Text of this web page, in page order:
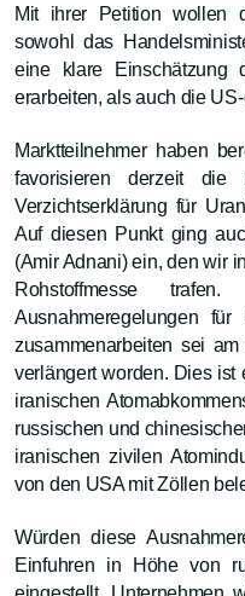
Mit ihrer Petition wollen
sowohl das
eine klare Einschätzung
erarbeiten, als auch die
Marktteilnehmer haben
favorisieren derzeit
Verzichtserklärung für
Auf diesen Punkt ging
(Amir Adnani) ein, den wir
Rohstoffmesse
Ausnahmeregelungen
zusammenarbeiten sei
verlängert worden. Dies ist
iranischen
russischen und
iranischen zivilen
von den USA mit Zöllen
Würden diese
Einfuhren in Höhe von